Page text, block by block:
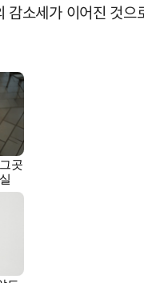
소세가 이어진 것